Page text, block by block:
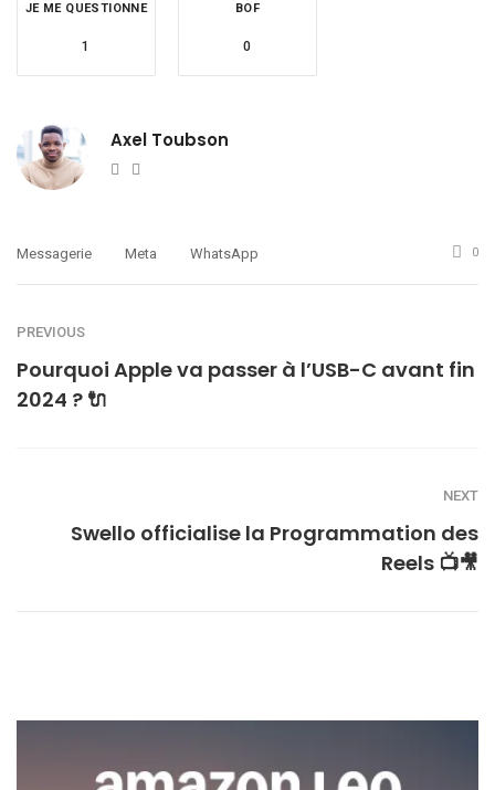
JE ME QUESTIONNE
1
BOF
0
Axel Toubson
Website
Messagerie Meta WhatsApp 0
PREVIOUS
Pourquoi Apple va passer à l’USB-C avant fin
2024 ? 🔌
NEXT
Swello officialise la Programmation des
Reels 📺🎥